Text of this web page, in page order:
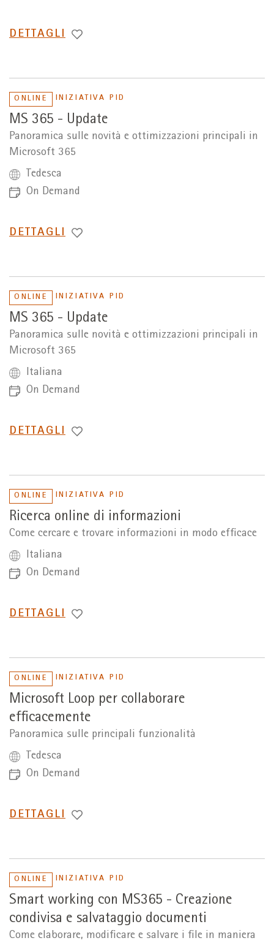
PASSA
DETTAGLI
ONLINE INIZIATIVA PID
MS 365 - Update
Panoramica sulle novità e ottimizzazioni principali in
Microsoft 365
Tedesca
On Demand
PASSA
DETTAGLI
ONLINE INIZIATIVA PID
MS 365 - Update
Panoramica sulle novità e ottimizzazioni principali in
Microsoft 365
Italiana
On Demand
PASSA
DETTAGLI
ONLINE INIZIATIVA PID
Ricerca online di informazioni
Come cercare e trovare informazioni in modo efficace
Italiana
On Demand
PASSA
DETTAGLI
ONLINE INIZIATIVA PID
Microsoft Loop per collaborare
efficacemente
Panoramica sulle principali funzionalità
Tedesca
On Demand
PASSA
DETTAGLI
ONLINE INIZIATIVA PID
Smart working con MS365 - Creazione
condivisa e salvataggio documenti
Come elaborare, modificare e salvare i file in maniera